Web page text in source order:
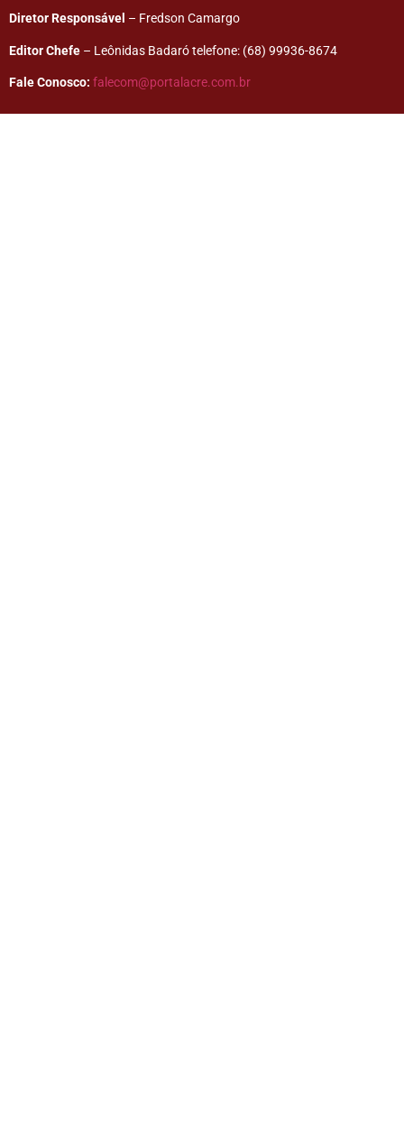
Diretor Responsável – Fredson Camargo
Editor Chefe – Leônidas Badaró telefone: (68) 99936-8674
Fale Conosco: falecom@portalacre.com.br